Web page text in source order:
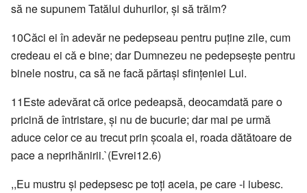
să ne supunem Tatălui duhurilor, şi să trăim?
10Căci ei în adevăr ne pedepseau pentru puţine zile, cum
credeau ei că e bine; dar Dumnezeu ne pedepseşte pentru
binele nostru, ca să ne facă părtaşi sfinţeniei Lui.
11Este adevărat că orice pedeapsă, deocamdată pare o
pricină de întristare, şi nu de bucurie; dar mai pe urmă
aduce celor ce au trecut prin şcoala ei, roada dătătoare de
pace a neprihănirii.`(Evrei12.6)
,,Eu mustru şi pedepsesc pe toţi aceia, pe care -i iubesc.